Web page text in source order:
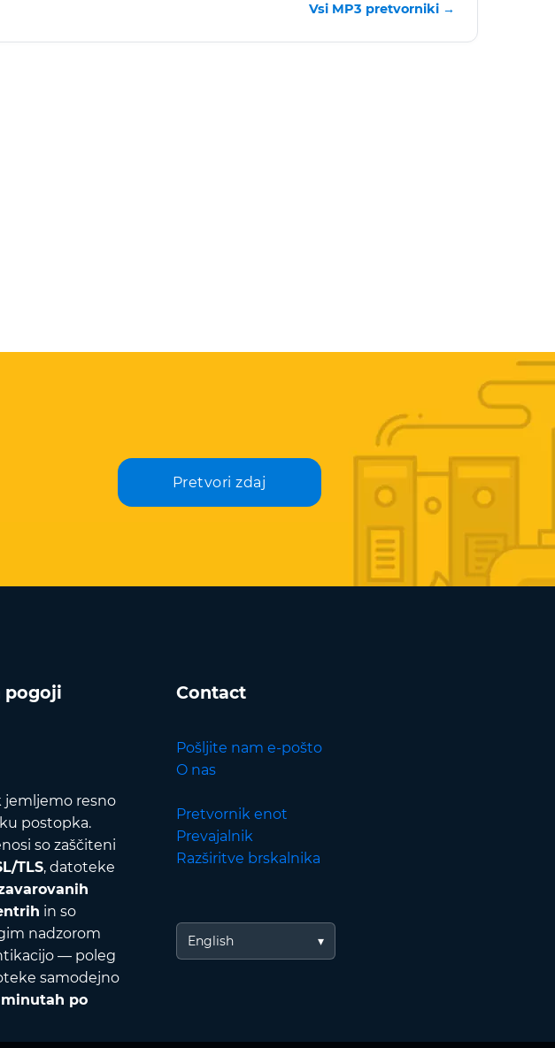
Vsi MP3 pretvorniki →
Pretvori zdaj
pogoji
jemljemo resno
postopka.
so zaščiteni
TLS, datoteke
in so
nadzorom
— poleg
samodejno
minutah po
Contact
Pošljite nam e-pošto
O nas
Pretvornik enot
Prevajalnik
Razširitve brskalnika
English